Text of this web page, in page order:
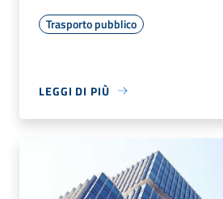
Trasporto pubblico
LEGGI DI PIÙ